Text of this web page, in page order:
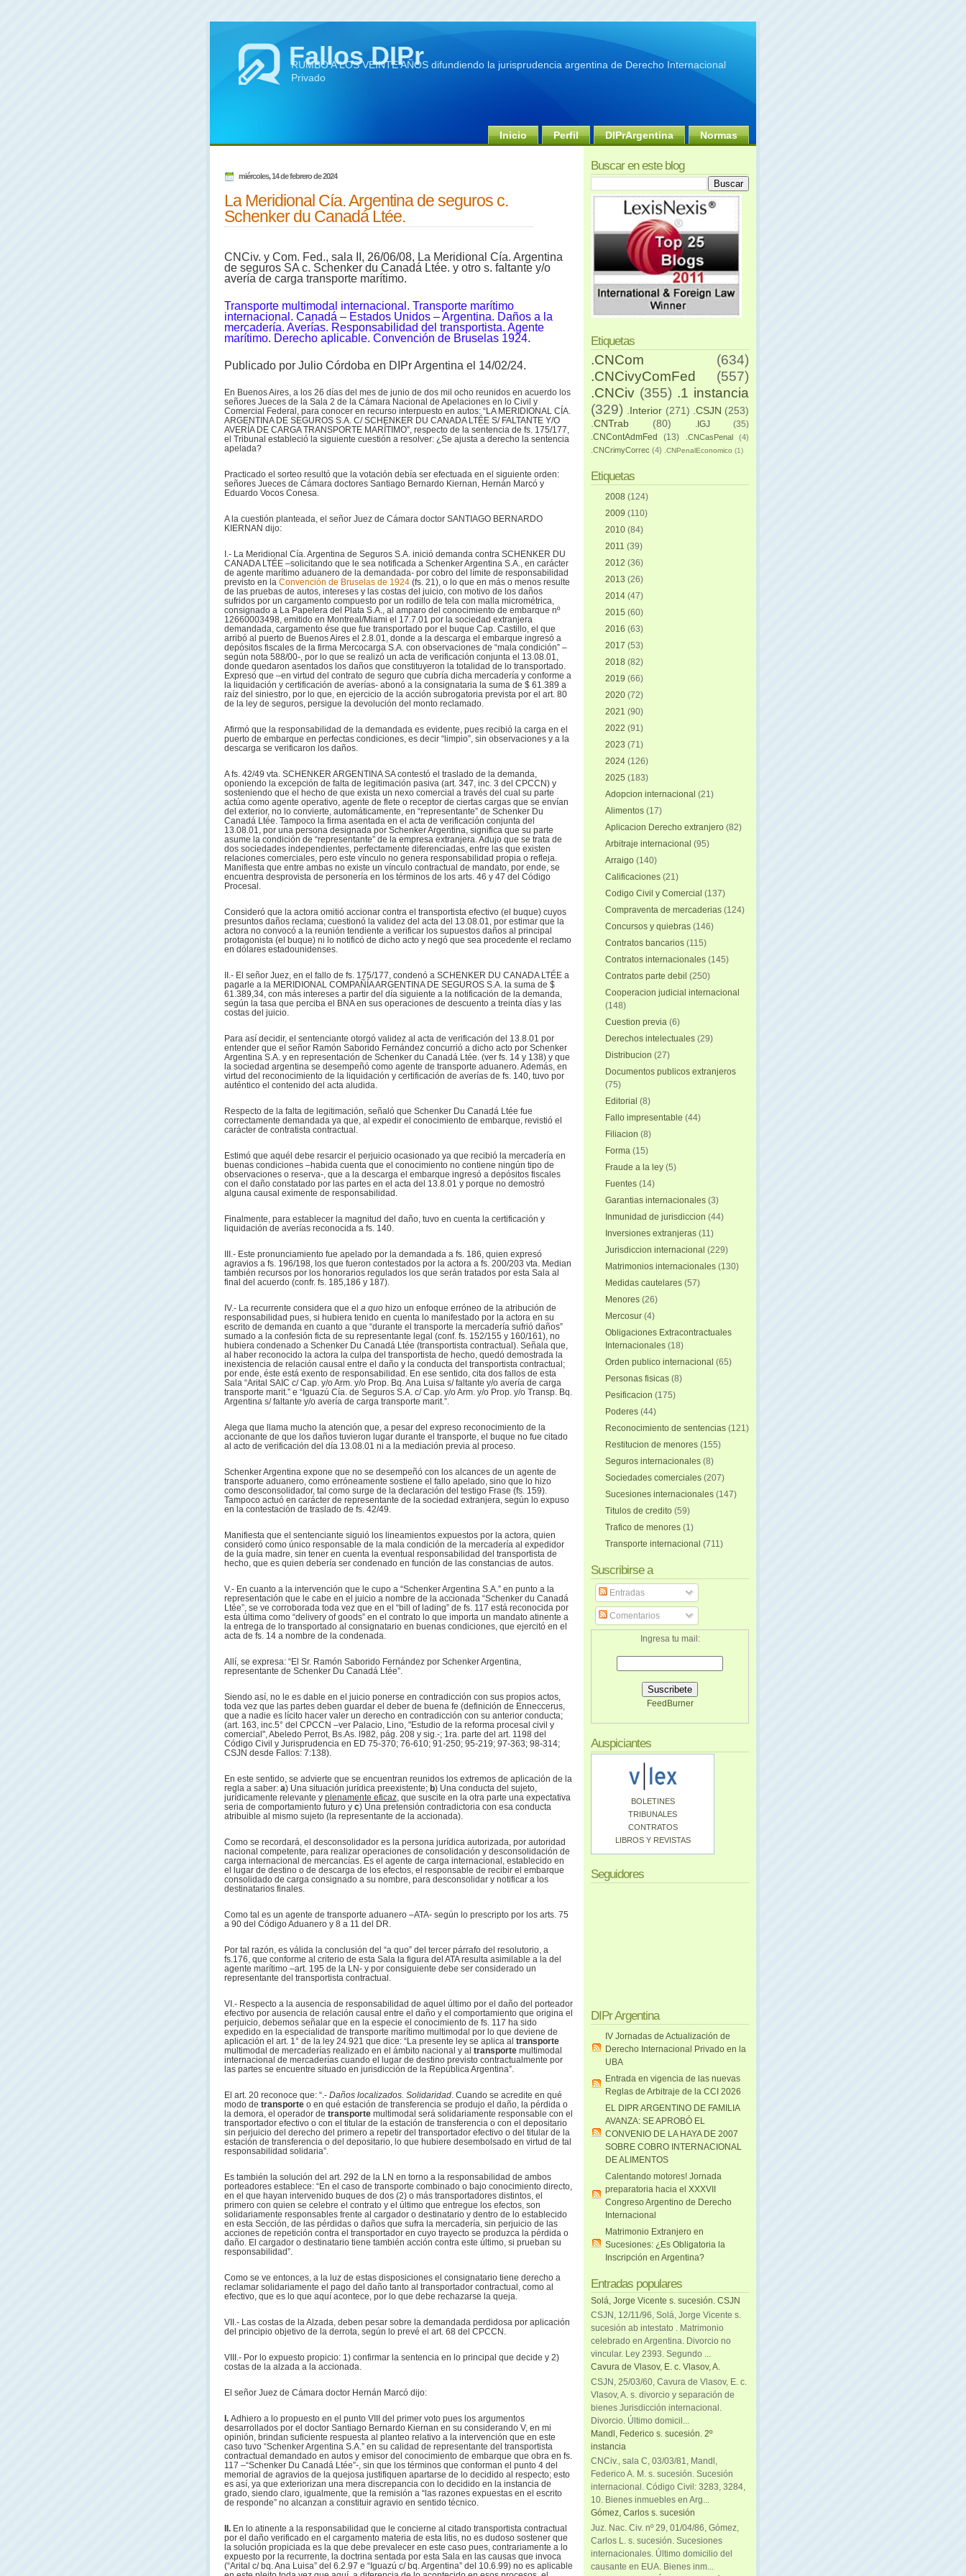
Fallos DIPr
RUMBO A LOS VEINTE AÑOS difundiendo la jurisprudencia argentina de Derecho Internacional
Privado
Inicio Perfil DIPrArgentina Normas
miércoles, 14 de febrero de 2024
La Meridional Cía. Argentina de seguros c.
Schenker du Canadá Ltée.
CNCiv. y Com. Fed., sala II, 26/06/08, La Meridional Cía. Argentina
de seguros SA c. Schenker du Canadá Ltée. y otro s. faltante y/o
avería de carga transporte marítimo.
Transporte multimodal internacional. Transporte marítimo
internacional. Canadá – Estados Unidos – Argentina. Daños a la
mercadería. Averías. Responsabilidad del transportista. Agente
marítimo. Derecho aplicable. Convención de Bruselas 1924.
Publicado por Julio Córdoba en DIPr Argentina el 14/02/24.
En Buenos Aires, a los 26 días del mes de junio de dos mil ocho reunidos en acuerdo los
señores Jueces de la Sala 2 de la Cámara Nacional de Apelaciones en lo Civil y
Comercial Federal, para conocer en recurso interpuesto en autos: “LA MERIDIONAL CÍA.
ARGENTINA DE SEGUROS S.A. C/ SCHENKER DU CANADA LTÉE S/ FALTANTE Y/O
AVERÍA DE CARGA TRANSPORTE MARÍTIMO”, respecto de la sentencia de fs. 175/177,
el Tribunal estableció la siguiente cuestión a resolver: ¿Se ajusta a derecho la sentencia
apelada?
Practicado el sorteo resultó que la votación debía ser efectuada en el siguiente orden:
señores Jueces de Cámara doctores Santiago Bernardo Kiernan, Hernán Marcó y
Eduardo Vocos Conesa.
A la cuestión planteada, el señor Juez de Cámara doctor SANTIAGO BERNARDO
KIERNAN dijo:
I.- La Meridional Cía. Argentina de Seguros S.A. inició demanda contra SCHENKER DU
CANADA LTÉE –solicitando que le sea notificada a Schenker Argentina S.A., en carácter
de agente marítimo aduanero de la demandada- por cobro del límite de responsabilidad
previsto en la Convención de Bruselas de 1924 (fs. 21), o lo que en más o menos resulte
de las pruebas de autos, intereses y las costas del juicio, con motivo de los daños
sufridos por un cargamento compuesto por un rodillo de tela con malla micrométrica,
consignado a La Papelera del Plata S.A., al amparo del conocimiento de embarque nº
12660003498, emitido en Montreal/Miami el 17.7.01 por la sociedad extranjera
demandada, cargamento ése que fue transportado por el buque Cap. Castillo, el que
arribó al puerto de Buenos Aires el 2.8.01, donde a la descarga el embarque ingresó a
depósitos fiscales de la firma Mercocarga S.A. con observaciones de “mala condición” –
según nota 588/00-, por lo que se realizó un acta de verificación conjunta el 13.08.01,
donde quedaron asentados los daños que constituyeron la totalidad de lo transportado.
Expresó que –en virtud del contrato de seguro que cubría dicha mercadería y conforme a
la liquidación y certificación de averías- abonó a la consignataria la suma de $ 61.389 a
raíz del siniestro, por lo que, en ejercicio de la acción subrogatoria prevista por el art. 80
de la ley de seguros, persigue la devolución del monto reclamado.
Afirmó que la responsabilidad de la demandada es evidente, pues recibió la carga en el
puerto de embarque en perfectas condiciones, es decir “limpio”, sin observaciones y a la
descarga se verificaron los daños.
A fs. 42/49 vta. SCHENKER ARGENTINA SA contestó el traslado de la demanda,
oponiendo la excepción de falta de legitimación pasiva (art. 347, inc. 3 del CPCCN) y
sosteniendo que el hecho de que exista un nexo comercial a través del cual su parte
actúa como agente operativo, agente de flete o receptor de ciertas cargas que se envían
del exterior, no lo convierte, automáticamente, en “representante” de Schenker Du
Canadá Ltée. Tampoco la firma asentada en el acta de verificación conjunta del
13.08.01, por una persona designada por Schenker Argentina, significa que su parte
asume la condición de “representante” de la empresa extranjera. Adujo que se trata de
dos sociedades independientes, perfectamente diferenciadas, entre las que existen
relaciones comerciales, pero este vínculo no genera responsabilidad propia o refleja.
Manifiesta que entre ambas no existe un vínculo contractual de mandato, por ende, se
encuentra desprovista de personería en los términos de los arts. 46 y 47 del Código
Procesal.
Consideró que la actora omitió accionar contra el transportista efectivo (el buque) cuyos
presuntos daños reclama; cuestionó la validez del acta del 13.08.01, por estimar que la
actora no convocó a la reunión tendiente a verificar los supuestos daños al principal
protagonista (el buque) ni lo notificó de dicho acto y negó que sea procedente el reclamo
en dólares estadounidenses.
II.- El señor Juez, en el fallo de fs. 175/177, condenó a SCHENKER DU CANADA LTÉE a
pagarle a la MERIDIONAL COMPAÑÍA ARGENTINA DE SEGUROS S.A. la suma de $
61.389,34, con más intereses a partir del día siguiente a la notificación de la demanda,
según la tasa que perciba el BNA en sus operaciones de descuento a treinta días y las
costas del juicio.
Para así decidir, el sentenciante otorgó validez al acta de verificación del 13.8.01 por
entender que el señor Ramón Saborido Fernández concurrió a dicho acto por Schenker
Argentina S.A. y en representación de Schenker du Canadá Ltée. (ver fs. 14 y 138) y que
la sociedad argentina se desempeñó como agente de transporte aduanero. Además, en
virtud del reconocimiento de la liquidación y certificación de averías de fs. 140, tuvo por
auténtico el contenido del acta aludida.
Respecto de la falta de legitimación, señaló que Schenker Du Canadá Ltée fue
correctamente demandada ya que, al expedir el conocimiento de embarque, revistió el
carácter de contratista contractual.
Estimó que aquél debe resarcir el perjuicio ocasionado ya que recibió la mercadería en
buenas condiciones –habida cuenta que el conocimiento no contiene ningún tipo de
observaciones o reserva-, que a la descarga el embarque ingresó a depósitos fiscales
con el daño constatado por las partes en el acta del 13.8.01 y porque no demostró
alguna causal eximente de responsabilidad.
Finalmente, para establecer la magnitud del daño, tuvo en cuenta la certificación y
liquidación de averías reconocida a fs. 140.
III.- Este pronunciamiento fue apelado por la demandada a fs. 186, quien expresó
agravios a fs. 196/198, los que fueron contestados por la actora a fs. 200/203 vta. Median
también recursos por los honorarios regulados los que serán tratados por esta Sala al
final del acuerdo (confr. fs. 185,186 y 187).
IV.- La recurrente considera que el a quo hizo un enfoque erróneo de la atribución de
responsabilidad pues, si hubiera tenido en cuenta lo manifestado por la actora en su
escrito de demanda en cuanto a que “durante el transporte la mercadería sufrió daños”
sumado a la confesión ficta de su representante legal (conf. fs. 152/155 y 160/161), no
hubiera condenado a Schenker Du Canadá Ltée (transportista contractual). Señala que,
al haber reconocido la actora la culpa del transportista de hecho, quedó demostrada la
inexistencia de relación causal entre el daño y la conducta del transportista contractual;
por ende, éste está exento de responsabilidad. En ese sentido, cita dos fallos de esta
Sala “Arital SAIC c/ Cap. y/o Arm. y/o Prop. Bq. Ana Luisa s/ faltante y/o avería de carga
transporte marit.” e “Iguazú Cía. de Seguros S.A. c/ Cap. y/o Arm. y/o Prop. y/o Transp. Bq.
Argentina s/ faltante y/o avería de carga transporte marit.”.
Alega que llama mucho la atención que, a pesar del expreso reconocimiento de la
accionante de que los daños tuvieron lugar durante el transporte, el buque no fue citado
al acto de verificación del día 13.08.01 ni a la mediación previa al proceso.
Schenker Argentina expone que no se desempeñó con los alcances de un agente de
transporte aduanero, como erróneamente sostiene el fallo apelado, sino que lo hizo
como desconsolidador, tal como surge de la declaración del testigo Frase (fs. 159).
Tampoco actuó en carácter de representante de la sociedad extranjera, según lo expuso
en la contestación de traslado de fs. 42/49.
Manifiesta que el sentenciante siguió los lineamientos expuestos por la actora, quien
consideró como único responsable de la mala condición de la mercadería al expedidor
de la guía madre, sin tener en cuenta la eventual responsabilidad del transportista de
hecho, que es quien debería ser condenado en función de las constancias de autos.
V.- En cuanto a la intervención que le cupo a “Schenker Argentina S.A.” en punto a la
representación que le cabe en el juicio a nombre de la accionada “Schenker du Canadá
Ltée”, se ve corroborada toda vez que en el “bill of lading” de fs. 117 está reconocida por
esta última como “delivery of goods” en el contrato lo que importa un mandato atinente a
la entrega de lo transportado al consignatario en buenas condiciones, que ejercitó en el
acta de fs. 14 a nombre de la condenada.
Allí, se expresa: “El Sr. Ramón Saborido Fernández por Schenker Argentina,
representante de Schenker Du Canadá Ltée”.
Siendo así, no le es dable en el juicio ponerse en contradicción con sus propios actos,
toda vez que las partes deben guardar el deber de buena fe (definición de Enneccerus,
que a nadie es lícito hacer valer un derecho en contradicción con su anterior conducta;
(art. 163, inc.5° del CPCCN –ver Palacio, Lino, "Estudio de la reforma procesal civil y
comercial", Abeledo Perrot, Bs.As. l982, pág. 208 y sig.-; 1ra. parte del art. 1198 del
Código Civil y Jurisprudencia en ED 75-370; 76-610; 91-250; 95-219; 97-363; 98-314;
CSJN desde Fallos: 7:138).
En este sentido, se advierte que se encuentran reunidos los extremos de aplicación de la
regla a saber: a) Una situación jurídica preexistente; b) Una conducta del sujeto,
jurídicamente relevante y plenamente eficaz, que suscite en la otra parte una expectativa
seria de comportamiento futuro y c) Una pretensión contradictoria con esa conducta
atribuible al mismo sujeto (la representante de la accionada).
Como se recordará, el desconsolidador es la persona jurídica autorizada, por autoridad
nacional competente, para realizar operaciones de consolidación y desconsolidación de
carga internacional de mercancías. Es el agente de carga internacional, establecido en
el lugar de destino o de descarga de los efectos, el responsable de recibir el embarque
consolidado de carga consignado a su nombre, para desconsolidar y notificar a los
destinatarios finales.
Como tal es un agente de transporte aduanero –ATA- según lo prescripto por los arts. 75
a 90 del Código Aduanero y 8 a 11 del DR.
Por tal razón, es válida la conclusión del “a quo” del tercer párrafo del resolutorio, a
fs.176, que conforme al criterio de esta Sala la figura del ATA resulta asimilable a la del
agente marítimo –art. 195 de la LN- y por consiguiente debe ser considerado un
representante del transportista contractual.
VI.- Respecto a la ausencia de responsabilidad de aquel último por el daño del porteador
efectivo por ausencia de relación causal entre el daño y el comportamiento que origina el
perjuicio, debemos señalar que en la especie el conocimiento de fs. 117 ha sido
expedido en la especialidad de transporte marítimo multimodal por lo que deviene de
aplicación el art. 1° de la ley 24.921 que dice: “La presente ley se aplica al transporte
multimodal de mercaderías realizado en el ámbito nacional y al transporte multimodal
internacional de mercaderías cuando el lugar de destino previsto contractualmente por
las partes se encuentre situado en jurisdicción de la República Argentina”.
El art. 20 reconoce que: “.- Daños localizados. Solidaridad. Cuando se acredite en qué
modo de transporte o en qué estación de transferencia se produjo el daño, la pérdida o
la demora, el operador de transporte multimodal será solidariamente responsable con el
transportador efectivo o con el titular de la estación de transferencia o con el depositario
sin perjuicio del derecho del primero a repetir del transportador efectivo o del titular de la
estación de transferencia o del depositario, lo que hubiere desembolsado en virtud de tal
responsabilidad solidaria”.
Es también la solución del art. 292 de la LN en torno a la responsabilidad de ambos
porteadores establece: “En el caso de transporte combinado o bajo conocimiento directo,
en el que hayan intervenido buques de dos (2) o más transportadores distintos, el
primero con quien se celebre el contrato y el último que entregue los efectos, son
solidariamente responsables frente al cargador o destinatario y dentro de lo establecido
en esta Sección, de las pérdidas o daños que sufra la mercadería, sin perjuicio de las
acciones de repetición contra el transportador en cuyo trayecto se produzca la pérdida o
daño. El cargador o destinatario tiene también acción contra este último, si prueban su
responsabilidad”.
Como se ve entonces, a la luz de estas disposiciones el consignatario tiene derecho a
reclamar solidariamente el pago del daño tanto al transportador contractual, como al
efectivo, que es lo que aquí acontece, por lo que debe rechazarse la queja.
VII.- Las costas de la Alzada, deben pesar sobre la demandada perdidosa por aplicación
del principio objetivo de la derrota, según lo prevé el art. 68 del CPCCN.
VIII.- Por lo expuesto propicio: 1) confirmar la sentencia en lo principal que decide y 2)
costas de la alzada a la accionada.
El señor Juez de Cámara doctor Hernán Marcó dijo:
I. Adhiero a lo propuesto en el punto VIII del primer voto pues los argumentos
desarrollados por el doctor Santiago Bernardo Kiernan en su considerando V, en mi
opinión, brindan suficiente respuesta al planteo relativo a la intervención que en este
caso tuvo “Schenker Argentina S.A.” en su calidad de representante del transportista
contractual demandado en autos y emisor del conocimiento de embarque que obra en fs.
117 –“Schenker Du Canadá Ltée”-, sin que los términos que conforman el punto 4 del
memorial de agravios de la quejosa justifiquen apartarse de lo decidido al respecto; esto
es así, ya que exteriorizan una mera discrepancia con lo decidido en la instancia de
grado, siendo claro, igualmente, que la remisión a “las razones expuestas en el escrito
de responde” no alcanzan a constituir agravio en sentido técnico.
II. En lo atinente a la responsabilidad que le concierne al citado transportista contractual
por el daño verificado en el cargamento materia de esta litis, no es dudoso sostener que
la solución propiciada es la que debe prevalecer en este caso pues, contrariamente a lo
expuesto por la recurrente, la doctrina sentada por esta Sala en las causas que invoca
(“Arital c/ bq. Ana Luisa” del 6.2.97 e “Iguazú c/ bq. Argentina” del 10.6.99) no es aplicable
Buscar en este blog
Etiquetas
.CNCom
(634)
.CNCivyComFed
(557)
.CNCiv (355) .1 instancia
(329)
.Interior (271) .CSJN (253)
.CNTrab
(80) .IGJ
(35)
.CNContAdmFed
(13) .CNCasPenal
(4)
.CNCrimyCorrec (4) .CNPenalEconomico (1)
Etiquetas
2008 (124)
2009 (110)
2010 (84)
2011 (39)
2012 (36)
2013 (26)
2014 (47)
2015 (60)
2016 (63)
2017 (53)
2018 (82)
2019 (66)
2020 (72)
2021 (90)
2022 (91)
2023 (71)
2024 (126)
2025 (183)
Adopcion internacional (21)
Alimentos (17)
Aplicacion Derecho extranjero (82)
Arbitraje internacional (95)
Arraigo (140)
Calificaciones (21)
Codigo Civil y Comercial (137)
Compraventa de mercaderias (124)
Concursos y quiebras (146)
Contratos bancarios (115)
Contratos internacionales (145)
Contratos parte debil (250)
Cooperacion judicial internacional
(148)
Cuestion previa (6)
Derechos intelectuales (29)
Distribucion (27)
Documentos publicos extranjeros
(75)
Editorial (8)
Fallo impresentable (44)
Filiacion (8)
Forma (15)
Fraude a la ley (5)
Fuentes (14)
Garantias internacionales (3)
Inmunidad de jurisdiccion (44)
Inversiones extranjeras (11)
Jurisdiccion internacional (229)
Matrimonios internacionales (130)
Medidas cautelares (57)
Menores (26)
Mercosur (4)
Obligaciones Extracontractuales
Internacionales (18)
Orden publico internacional (65)
Personas fisicas (8)
Pesificacion (175)
Poderes (44)
Reconocimiento de sentencias (121)
Restitucion de menores (155)
Seguros internacionales (8)
Sociedades comerciales (207)
Sucesiones internacionales (147)
Titulos de credito (59)
Trafico de menores (1)
Transporte internacional (711)
Suscribirse a
Entradas
Comentarios
Ingresa tu mail:
FeedBurner
Auspiciantes
BOLETINES
TRIBUNALES
CONTRATOS
LIBROS Y REVISTAS
Seguidores
DIPr Argentina
IV Jornadas de Actualización de
Derecho Internacional Privado en la
UBA
Entrada en vigencia de las nuevas
Reglas de Arbitraje de la CCI 2026
EL DIPR ARGENTINO DE FAMILIA
AVANZA: SE APROBÓ EL
CONVENIO DE LA HAYA DE 2007
SOBRE COBRO INTERNACIONAL
DE ALIMENTOS
Calentando motores! Jornada
preparatoria hacia el XXXVII
Congreso Argentino de Derecho
Internacional
Matrimonio Extranjero en
Sucesiones: ¿Es Obligatoria la
Inscripción en Argentina?
Entradas populares
Solá, Jorge Vicente s. sucesión. CSJN
CSJN, 12/11/96, Solá, Jorge Vicente s.
sucesión ab intestato . Matrimonio
celebrado en Argentina. Divorcio no
vincular. Ley 2393. Segundo ...
Cavura de Vlasov, E. c. Vlasov, A.
CSJN, 25/03/60, Cavura de Vlasov, E. c.
Vlasov, A. s. divorcio y separación de
bienes Jurisdicción internacional.
Divorcio. Último domicil...
Mandl, Federico s. sucesión. 2º
instancia
CNCiv., sala C, 03/03/81, Mandl,
Federico A. M. s. sucesión. Sucesión
internacional. Código Civil: 3283, 3284,
10. Bienes inmuebles en Arg...
Gómez, Carlos s. sucesión
Juz. Nac. Civ. nº 29, 01/04/86, Gómez,
Carlos L. s. sucesión. Sucesiones
internacionales. Último domicilio del
causante en EUA. Bienes inm...